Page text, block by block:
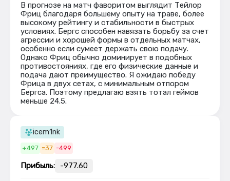
В прогнозе на матч фаворитом выглядит Тейлор
Фриц благодаря большему опыту на траве, более
высокому рейтингу и стабильности в быстрых
условиях. Бергс способен навязать борьбу за счет
агрессии и хорошей формы в отдельных матчах,
особенно если сумеет держать свою подачу.
Однако Фриц обычно доминирует в подобных
противостояниях, где его физические данные и
подача дают преимущество. Я ожидаю победу
Фрица в двух сетах, с минимальным отпором
Бергса. Поэтому предлагаю взять тотал геймов
меньше 24.5.
icem1nk
+497 =37 -499
Прибыль: -977.60